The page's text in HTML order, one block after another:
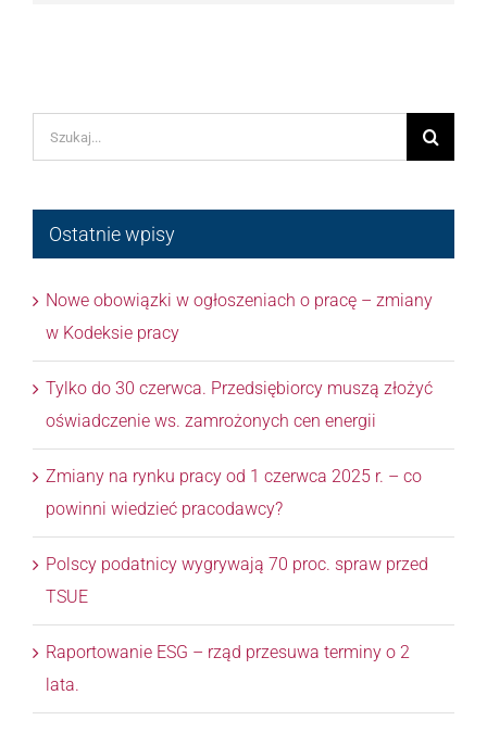
Szukaj
Ostatnie wpisy
Nowe obowiązki w ogłoszeniach o pracę – zmiany
w Kodeksie pracy
Tylko do 30 czerwca. Przedsiębiorcy muszą złożyć
oświadczenie ws. zamrożonych cen energii
Zmiany na rynku pracy od 1 czerwca 2025 r. – co
powinni wiedzieć pracodawcy?
Polscy podatnicy wygrywają 70 proc. spraw przed
TSUE
Raportowanie ESG – rząd przesuwa terminy o 2
lata.